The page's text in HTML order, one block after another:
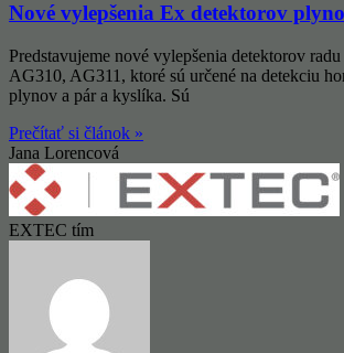
Nové vylepšenia Ex detektorov
Predstavujeme nové vylepšenia detektorov
AG310, AG311, ktoré sú určené na detekciu
plynov a pár a kyslíka. Sú
Prečítať si článok »
Jana Lorencová
EXTEC tím